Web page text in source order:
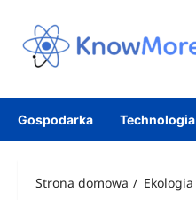
treści
Gospodarka Technologia
Strona domowa Ekologia